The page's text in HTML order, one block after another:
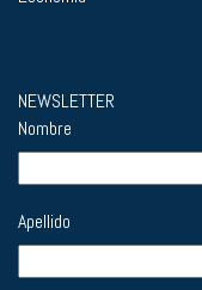
NEWSLETTER
Nombre
Apellido